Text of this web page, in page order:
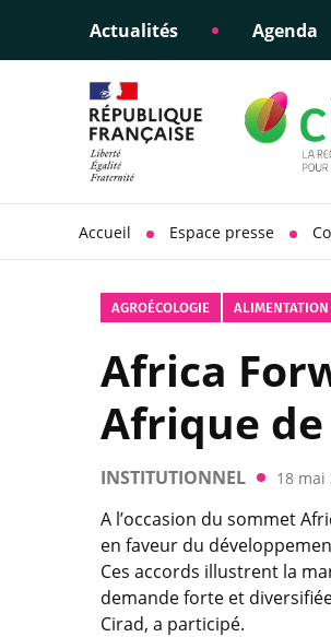
Actualités Agenda
Éclairer les politiques
Engagements éthiques
Accueil Espace presse
AGROÉCOLOGIE ALIMENTATION
Africa
Afrique de
INSTITUTIONNEL 18 mai
A l’occasion du sommet
en faveur du
Ces accords illustrent la
demande forte et
Cirad, a participé.